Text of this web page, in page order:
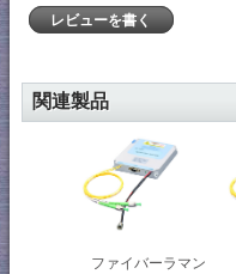
レビューを書く
関連製品
ファイバーラマン